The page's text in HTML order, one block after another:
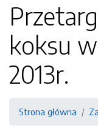
koksu
2013r.
Strona główna